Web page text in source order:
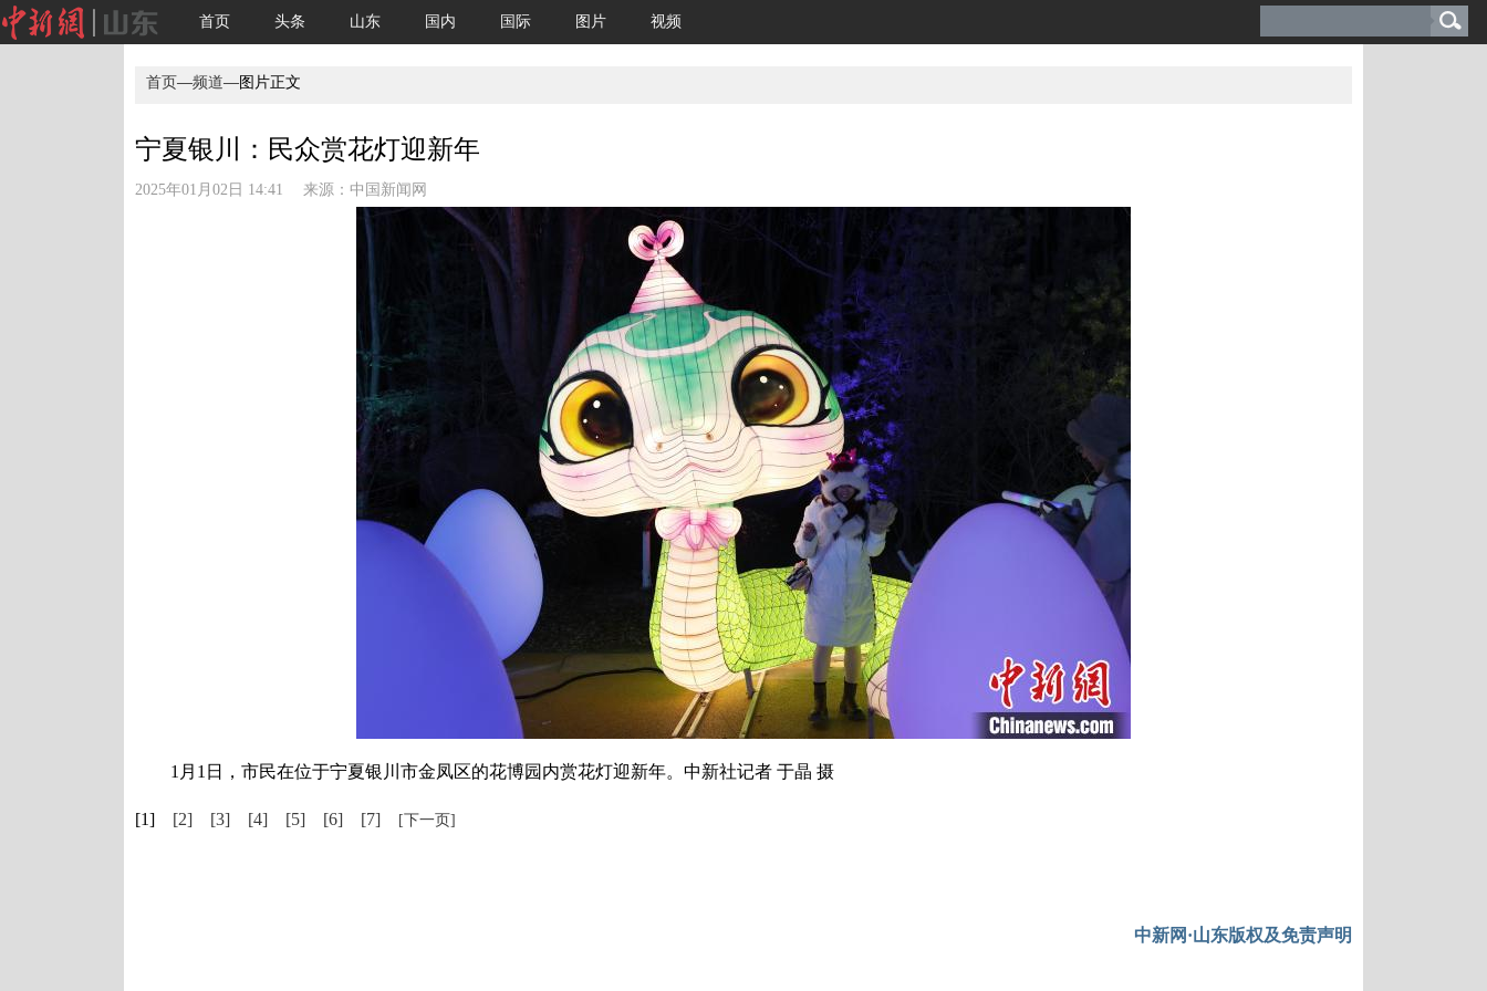
首页 头条 山东 国内 国际 图片 视频
首页—频道—图片正文
宁夏银川：民众赏花灯迎新年
2025年01月02日 14:41 来源： 中国新闻网
1月1日，市民在位于宁夏银川市金凤区的花博园内赏花灯迎新年。中新社记者 于晶 摄
[1] [2] [3] [4] [5] [6] [7] [下一页]
中新网·山东版权及免责声明